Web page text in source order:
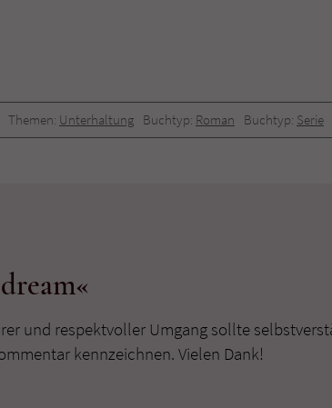
Themen: Unterhaltung Buchtyp: Roman Buchtyp: Serie
und respektvoller Umgang sollte
kennzeichnen. Vielen Dank!